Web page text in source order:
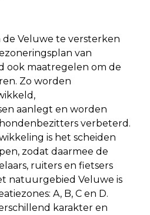
Veluwe te versterken
van
ook maatregelen om de
Zo worden
aanlegt en worden
verbeterd.
is het scheiden
zodat daarmee de
ruiters en fietsers
natuurgebied Veluwe is
A, B, C en D.
karakter en